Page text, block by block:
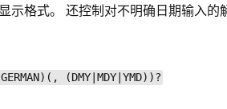
示格式。 还控制对不明确日期输入的
(DMY|MDY|YMD))?